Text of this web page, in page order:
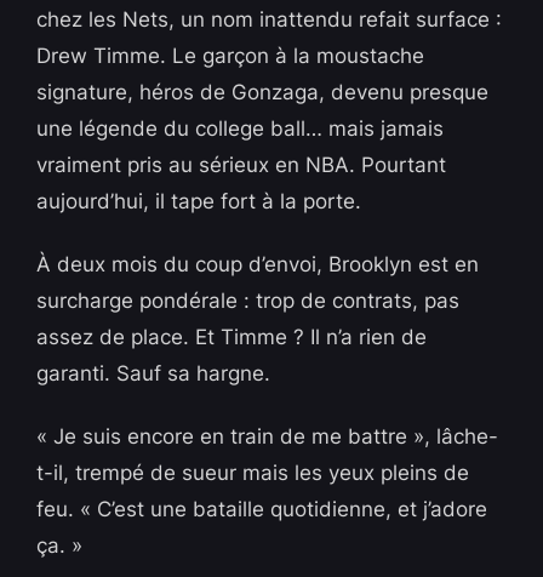
chez les Nets, un nom inattendu refait surface :
Drew Timme. Le garçon à la moustache
signature, héros de Gonzaga, devenu presque
une légende du college ball… mais jamais
vraiment pris au sérieux en NBA. Pourtant
aujourd’hui, il tape fort à la porte.
À deux mois du coup d’envoi, Brooklyn est en
surcharge pondérale : trop de contrats, pas
assez de place. Et Timme ? Il n’a rien de
garanti. Sauf sa hargne.
« Je suis encore en train de me battre », lâche-
t-il, trempé de sueur mais les yeux pleins de
feu. « C’est une bataille quotidienne, et j’adore
ça. »